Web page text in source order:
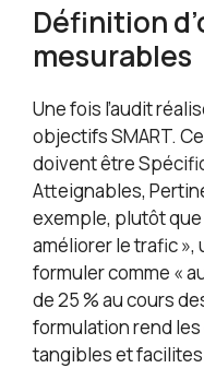
Définition
mesurables
Une fois l’audit
objectifs SMART.
doivent être
Atteignables,
exemple, plutôt
améliorer le trafic
formuler comme «
de 25 % au cours
formulation rend
tangibles et